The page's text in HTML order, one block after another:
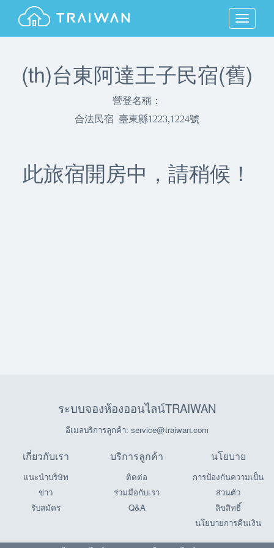
MENU
(th)台東阿達王子民宿(舊)
營登名稱：
合法民宿 臺東縣1223,1224號
此旅宿開房中，請稍候！
ระบบจองห้องออนไลน์TRAIWAN
อีเมลบริการลูกค้า: service@traiwan.com
เกี่ยวกับเรา
แนะนำบริษัท
ข่าว
รับสมัคร
บริการลูกค้า
ติดต่อ
ร่วมมือกับเรา
Q&A
นโยบาย
การป้องกันความเป็น
ส่วนตัว
ลิขสิทธิ์
นโยบายการคืนเงิน